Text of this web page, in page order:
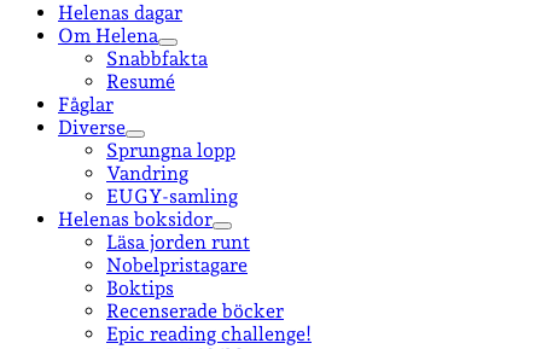
Helenas dagar
Om Helena
öppna
undermeny
Snabbfakta
Resumé
Fåglar
Diverse
öppna
undermeny
Sprungna lopp
Vandring
EUGY-samling
Helenas boksidor
öppna
undermeny
Läsa jorden runt
Nobelpristagare
Boktips
Recenserade böcker
Epic reading challenge!